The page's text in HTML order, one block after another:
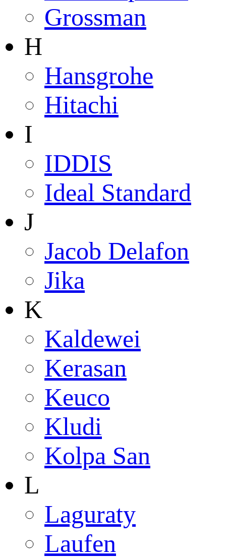
Grossman
H
Hansgrohe
Hitachi
I
IDDIS
Ideal Standard
J
Jacob Delafon
Jika
K
Kaldewei
Kerasan
Keuco
Kludi
Kolpa San
L
Laguraty
Laufen